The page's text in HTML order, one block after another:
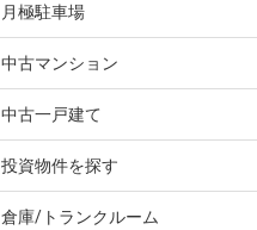
月極駐車場
中古マンション
中古一戸建て
投資物件を探す
倉庫/トランクルーム